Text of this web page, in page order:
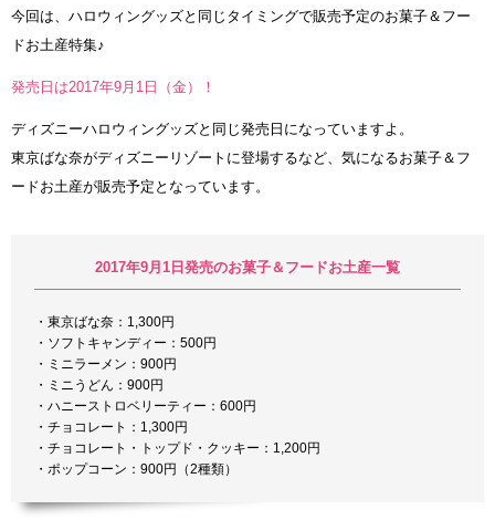
今回は、ハロウィングッズと同じタイミングで販売予定のお菓子＆フー
ドお土産特集♪
発売日は2017年9月1日（金）！
ディズニーハロウィングッズと同じ発売日になっていますよ。
東京ばな奈がディズニーリゾートに登場するなど、気になるお菓子＆フ
ードお土産が販売予定となっています。
2017年9月1日発売のお菓子＆フードお土産一覧
・東京ばな奈：1,300円
・ソフトキャンディー：500円
・ミニラーメン：900円
・ミニうどん：900円
・ハニーストロベリーティー：600円
・チョコレート：1,300円
・チョコレート・トップド・クッキー：1,200円
・ポップコーン：900円（2種類）